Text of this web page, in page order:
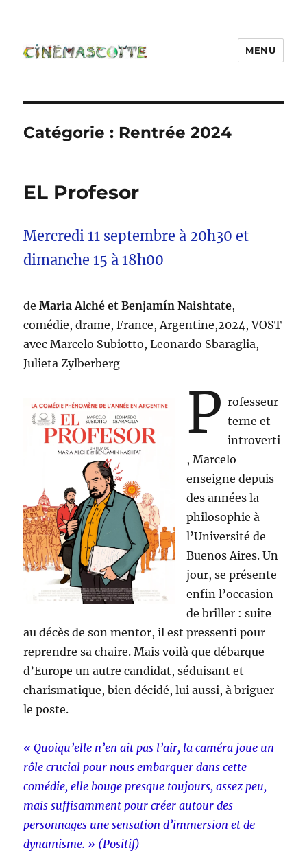
MENU
Catégorie : Rentrée 2024
EL Profesor
Mercredi 11 septembre à 20h30 et
dimanche 15 à 18h00
deMaria Alché et Benjamín Naishtate,
comédie, drame, France, Argentine,2024, VOST
avec Marcelo Subiotto, Leonardo Sbaraglia,
Julieta Zylberberg
P rofesseur
terne et
introverti
, Marcelo
enseigne depuis
des années la
philosophie à
l’Université de
Buenos Aires. Un
jour, se présente
enfin l’occasion
de briller : suite
au décès de son mentor, il est pressenti pour
reprendre sa chaire. Mais voilà que débarque
d’Europe un autre candidat, séduisant et
charismatique, bien décidé, lui aussi, à briguer
le poste.
« Quoiqu’elle n’en ait pas l’air, la caméra joue un
rôle crucial pour nous embarquer dans cette
comédie, elle bouge presque toujours, assez peu,
mais suffisamment pour créer autour des
personnages une sensation d’immersion et de
dynamisme. » (Positif)